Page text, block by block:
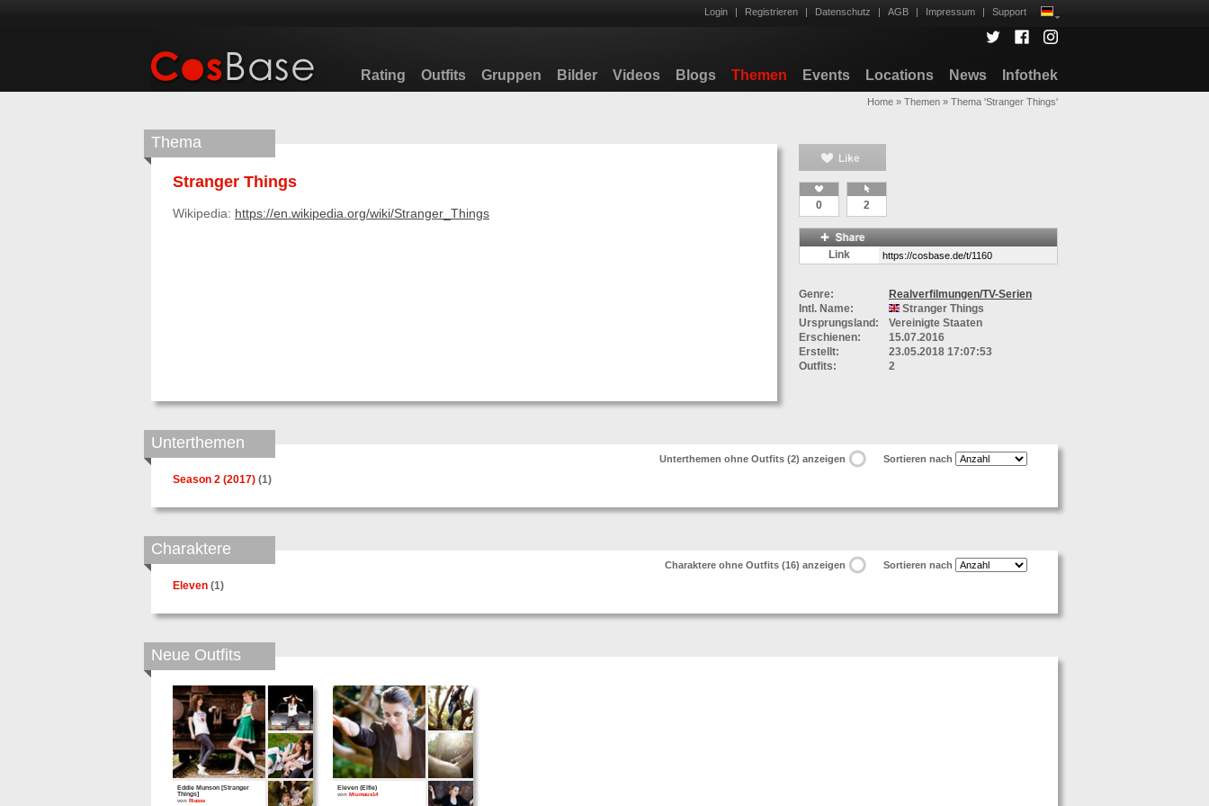
Login | Registrieren | Datenschutz | AGB | Impressum | Support
Rating Outfits Gruppen Bilder Videos Blogs Themen Events Locations News Infothek
Home » Themen » Thema 'Stranger Things'
0 2
Link
Genre:
Realverfilmungen/TV-Serien
Intl. Name:
Stranger Things
Ursprungsland:
Vereinigte Staaten
Erschienen:
15.07.2016
Erstellt:
23.05.2018 17:07:53
Outfits:
2
Thema
Stranger Things
Wikipedia: https://en.wikipedia.org/wiki/Stranger_Things
Unterthemen
Unterthemen ohne Outfits (2) anzeigen Sortieren nach
Season 2 (2017) (1)
Charaktere
Charaktere ohne Outfits (16) anzeigen Sortieren nach
Eleven (1)
Neue Outfits
Eddie Munson [Stranger
Things]
von Riasss
Eleven (Elfie)
von Miumaus14